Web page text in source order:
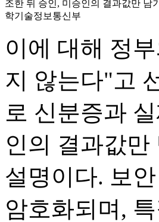
조한 뒤 승인, 미승인의 결과값만 남
학기술정보통신부
이에 대해 정
지 않는다"고
로 신분증과
인의 결과값
설명이다. 보
암호화되며,